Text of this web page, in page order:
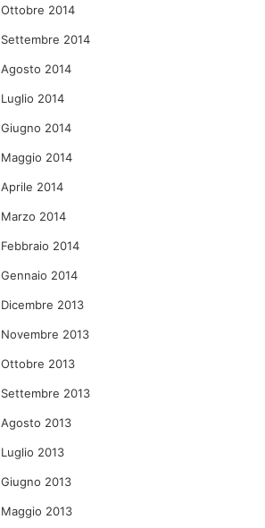
Ottobre 2014
Settembre 2014
Agosto 2014
Luglio 2014
Giugno 2014
Maggio 2014
Aprile 2014
Marzo 2014
Febbraio 2014
Gennaio 2014
Dicembre 2013
Novembre 2013
Ottobre 2013
Settembre 2013
Agosto 2013
Luglio 2013
Giugno 2013
Maggio 2013